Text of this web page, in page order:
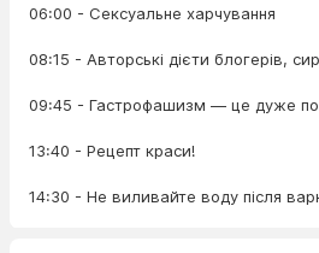
06:00 - Сексуальне харчування
08:15 - Авторські дієти блогерів,
09:45 - Гастрофашизм — це дуже
13:40 - Рецепт краси!
14:30 - Не виливайте воду після